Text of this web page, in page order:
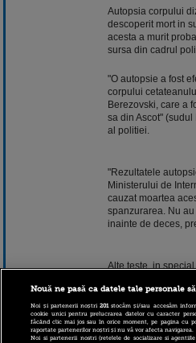
Autopsia corpului
descoperit mort in
acesta a murit
sursa din cadrul
"O autopsie a fost
corpului
Berezovski, care a
sa din Ascot"
al politiei.
"Rezultatele
Ministerului de
cauzat moartea
spanzurarea. Nu
inainte de deces,
Alte teste, in
saptamani, a
Boris Berezovski, in
Nouă ne pasă ca datele tale personale
Noi și partenerii noștri201stocăm și/sau accesăm
cookie unici pentru prelucrarea datelor cu caracter
făcând clic mai jos sau în orice moment, pe pagina cu
raportate partenerilor noștri și nu vă vor afecta navigarea.
Noi si partenerii nostri (retelele de socializare si